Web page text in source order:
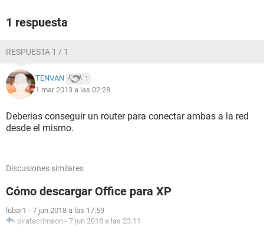
1 respuesta
RESPUESTA 1 / 1
TENVAN 1
1 mar 2013 a las 02:28
Deberias conseguir un router para conectar ambas a la red
desde el mismo.
Discusiones similares
Cómo descargar Office para XP
lubar1 - 7 jun 2018 a las 17:59
piratacrimson - 7 jun 2018 a las 23:11